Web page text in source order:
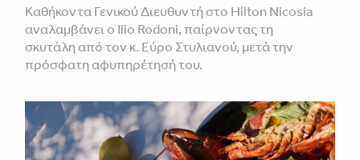
Καθήκοντα Γενικού Διευθυντή στο Hilton Nicosia
αναλαμβάνει ο Ilio Rodoni, παίρνοντας τη
σκυτάλη από τον κ. Εύρο Στυλιανού, μετά την
πρόσφατη αφυπηρέτησή του.